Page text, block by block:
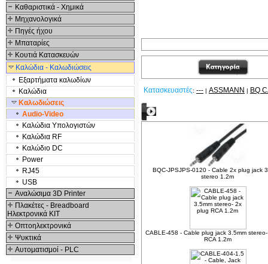
Καθαριστικά - Χημικά
Μηχανολογικά
Πηγές ήχου
Μπαταρίες
Κουτιά Κατασκευών
Καλώδια - Καλωδιώσεις
Εξαρτήματα καλωδίων
Καλώδια
Καλωδιώσεις
Audio-Video
Καλώδια Υπολογιστών
Καλώδια RF
Καλώδιο DC
Power
RJ45
USB
Αναλώσιμα 3D Printer
Πλακέτες - Breadboard
Ηλεκτρονικά ΚΙΤ
Οπτοηλεκτρονικά
Ψυκτικά
Αυτοματισμοί - PLC
Κατασκευαστές: --- | ASSMANN | BQ
BQC-JPSJPS-0120 - Cable 2x plug jack
stereo 1.2m
CABLE-458 - Cable plug jack 3.5mm
RCA 1.2m